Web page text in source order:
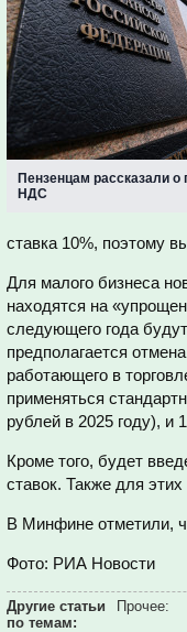
Пензенцам рассказали
НДС
ставка 10%, поэтому
Для малого бизнеса
находятся на
следующего года
предполагается
работающего в
применяться
рублей в 2025 году), и
Кроме того, будет
ставок. Также для
В Минфине отметили,
Фото: РИА Новости
Другие статьи
по темам:
Прочее: